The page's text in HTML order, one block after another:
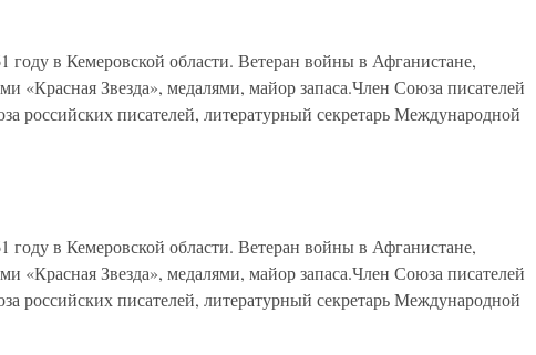
году в Кемеровской области. Ветеран войны в Афганистане,
«Красная Звезда», медалями, майор запаса.Член Союза писателей
российских писателей, литературный секретарь Международной
году в Кемеровской области. Ветеран войны в Афганистане,
«Красная Звезда», медалями, майор запаса.Член Союза писателей
российских писателей, литературный секретарь Международной